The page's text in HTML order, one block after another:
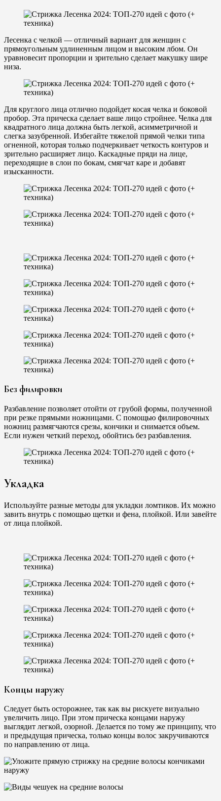
Лесенка с челкой — отличный вариант для женщин с
прямоугольным удлиненным лицом и высоким лбом. Он
уравновесит пропорции и зрительно сделает макушку шире
низа.
Для круглого лица отлично подойдет косая челка и боковой
пробор. Эта прическа сделает ваше лицо стройнее. Челка для
квадратного лица должна быть легкой, асимметричной и
слегка зазубренной. Избегайте тяжелой прямой челки типа
огненной, которая только подчеркивает четкость контуров и
зрительно расширяет лицо. Каскадные пряди на лице,
переходящие в слои по бокам, смягчат каре и добавят
изысканности.
Без филировки
Разбавление позволяет отойти от грубой формы, полученной
при резке прямыми ножницами. С помощью филировочных
ножниц размягчаются срезы, кончики и снимается объем.
Если нужен четкий переход, обойтись без разбавления.
Укладка
Используйте разные методы для укладки ломтиков. Их можно
завить внутрь с помощью щетки и фена, плойкой. Или завейте
от лица плойкой.
Концы наружу
Следует быть осторожнее, так как вы рискуете визуально
увеличить лицо. При этом прическа концами наружу
выглядит легкой, озорной. Делается по тому же принципу, что
и предыдущая прическа, только концы волос закручиваются
по направлению от лица.